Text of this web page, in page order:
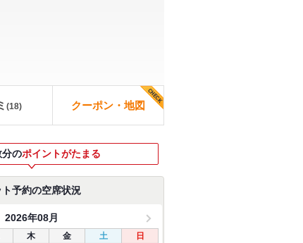
(18) クーポン・地図
分のポイントがたまる
ト予約の空席状況
2026年08月
木 金 土 日